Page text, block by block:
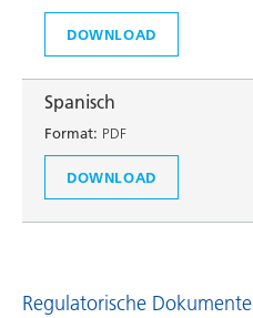
DOWNLOAD
Spanisch
Format: PDF
DOWNLOAD
Regulatorische Dokumente